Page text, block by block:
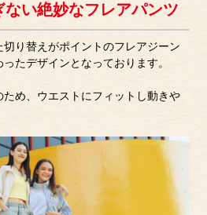
ない絶妙なフレアパンツ
り替えがポイントのフレアジーン
たデザインとなっております。
め、ウエストにフィットし動きや